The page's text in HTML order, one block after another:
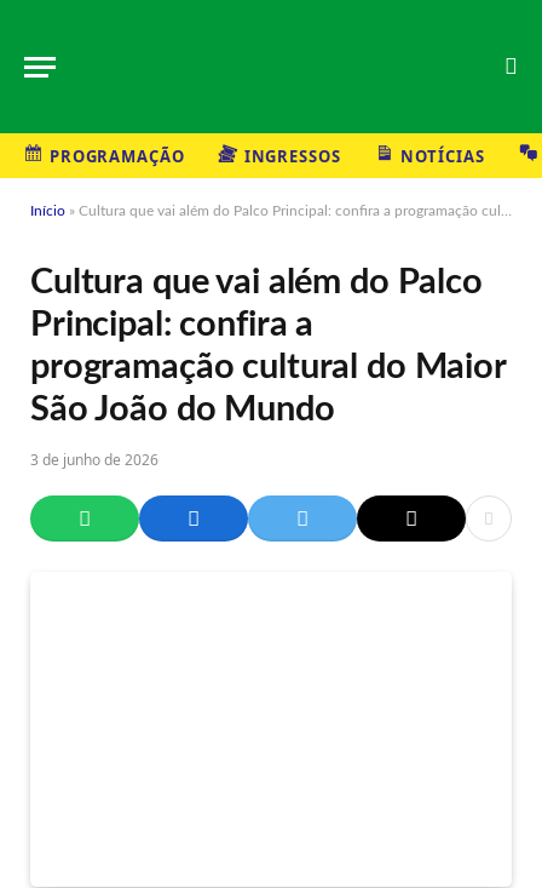
PROGRAMAÇÃO INGRESSOS NOTÍCIAS
Início » Cultura que vai além do Palco Principal: confira a programação cultural do Maior São João do Mundo
Cultura que vai além do Palco
Principal: confira a
programação cultural do Maior
São João do Mundo
3 de junho de 2026